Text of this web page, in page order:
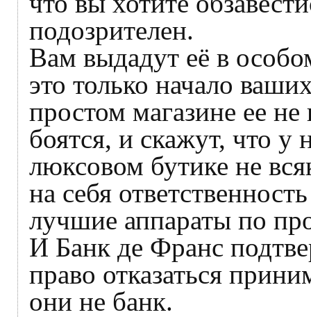
подозрителен.
Вам выдадут её в
это только начало
простом магазине ее
боятся, и скажут, что у
люксовом бутике не
на себя
лучшие аппараты по
И Банк де Франс
право отказаться
они не банк.